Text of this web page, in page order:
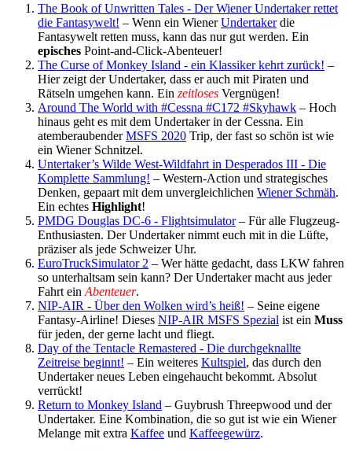
The Book of Unwritten Tales - Der Wiener Undertaker rettet
die Fantasywelt! – Wenn ein WienerUndertakerdie
Fantasywelt retten muss, kann das nur gut werden. Ein
episches Point-and-Click-Abenteuer!
The Curse of Monkey Island - ein Klassiker kehrt zurück! –
Hier zeigt der Undertaker, dass er auch mit Piraten und
Rätseln umgehen kann. Ein zeitloses Vergnügen!
Around The World with #Cessna #C172 #Skyhawk – Hoch
hinaus geht es mit dem Undertaker in der Cessna. Ein
atemberaubenderMSFS 2020 Trip, der fast so schön ist wie
ein Wiener Schnitzel.
Untertaker’s Wilde West-Wildfahrt in Desperados III - Die
Komplette Sammlung! – Western-Action und strategisches
Denken, gepaart mit dem unvergleichlichen Wiener Schmäh.
Ein echtes Highlight!
PMDG Douglas DC-6 - Flightsimulator– Für alle Flugzeug-
Enthusiasten. Der Undertaker nimmt euch mit in die Lüfte,
präziser als jede Schweizer Uhr.
EuroTruckSimulator 2 – Wer hätte gedacht, dass LKW fahren
so unterhaltsam sein kann? Der Undertaker macht aus jeder
Fahrt ein Abenteuer.
NIP-AIR - Über den Wolken wird’s heiß! – Seine eigene
Fantasy-Airline! Dieses NIP-AIR MSFS Spezial ist ein Muss
für jeden, der gerne lacht und fliegt.
Day of the Tentacle Remastered - Die durchgeknallte
Zeitreise beginnt! – Ein weiteres Kultspiel, das durch den
Undertaker neues Leben eingehaucht bekommt. Absolut
verrückt!
Return to Monkey Island – Guybrush Threepwood und der
Undertaker. Eine Kombination, die so gut ist wie ein Wiener
Melange mit extra Kaffee und Kaffeegewürz.